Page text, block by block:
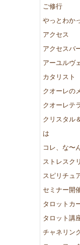
ご修行
やっとわか
アクセス
アクセスバ
アーユルヴ
カタリスト
クオーレの
クオーレテ
クリスタル
は
コレ、な〜
ストレスク
スピリチュ
セミナー開
タロットカ
タロット講
チャネリン